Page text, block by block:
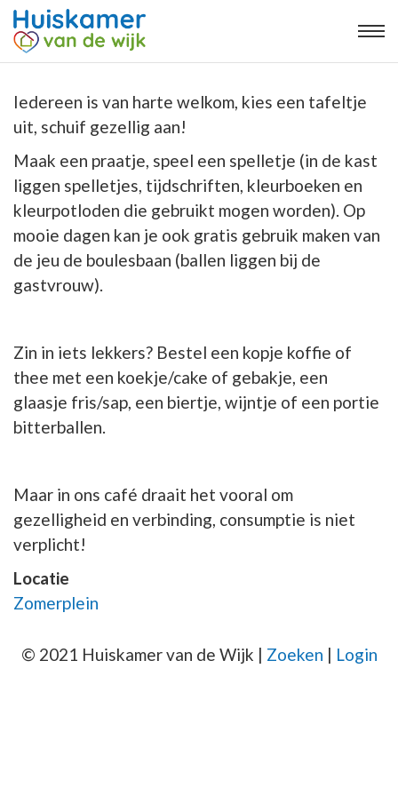
Iedereen is van harte welkom, kies een tafeltje
uit, schuif gezellig aan!
Maak een praatje, speel een spelletje (in de kast
liggen spelletjes, tijdschriften, kleurboeken en
kleurpotloden die gebruikt mogen worden). Op
mooie dagen kan je ook gratis gebruik maken van
de jeu de boulesbaan (ballen liggen bij de
gastvrouw).
Zin in iets lekkers? Bestel een kopje koffie of
thee met een koekje/cake of gebakje, een
glaasje fris/sap, een biertje, wijntje of een portie
bitterballen.
Maar in ons café draait het vooral om
gezelligheid en verbinding, consumptie is niet
verplicht!
Locatie
Zomerplein
© 2021 Huiskamer van de Wijk | Zoeken | Login